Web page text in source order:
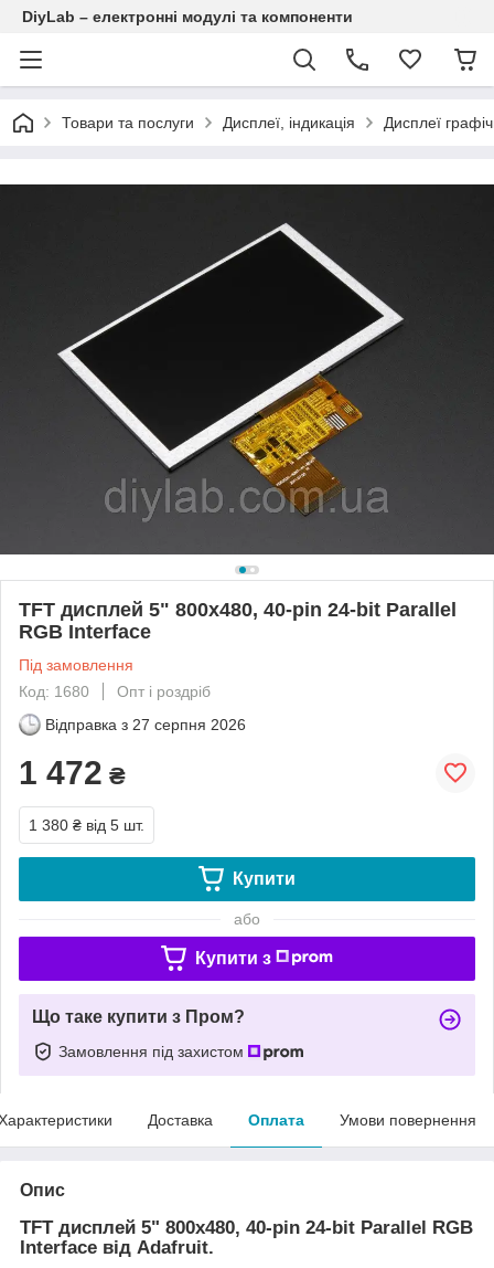
DiyLab – електронні модулі та компоненти
Товари та послуги Дисплеї, індикація Дисплеї
TFT дисплей 5" 800x480, 40-pin 24-bit Parallel
RGB Interface
Під замовлення
Код: 1680
Опт і роздріб
Відправка з 27 серпня 2026
1 472 ₴
1 380 ₴ від 5 шт.
Купити
або
Купити з
Що таке купити з Пром?
Замовлення під захистом
Доставка Оплата Умови повернення
Опис
TFT дисплей 5" 800x480, 40-pin 24-bit Parallel RGB
Interface від Adafruit.